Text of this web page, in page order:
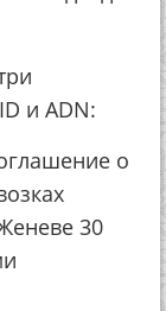
и ADN:
о
30